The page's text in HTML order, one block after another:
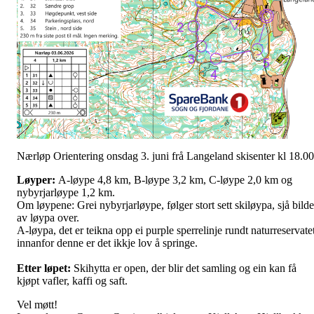
Nærløp Orientering onsdag 3. juni frå Langeland skisenter kl
Løyper: A-løype 4,8 km, B-løype 3,2 km, C-løype 2,0 km og
nybyrjarløype 1,2 km.
Om løypene: Grei nybyrjarløype, følger stort sett skiløypa, sjå bilde
av løypa over.
A-løypa, det er teikna opp ei purple sperrelinje rundt
innanfor denne er det ikkje lov å springe.
Etter løpet: Skihytta er open, der blir det samling og ein kan få
kjøpt vafler, kaffi og saft.
Vel møtt!